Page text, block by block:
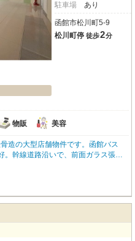
駐車場
あり
函館市松川町5-9
松川町停 徒歩2分
物販 美容
造の大型店舗物件です。函館バス
。幹線道路沿いで、前面ガラス張り
力に貢献します。専有面積は833.15
め、お客様のビジネスに合わせた
アコン、照明器具、給排水設備も完
します。特筆すべきは、23台分の無
周辺にはコンビニ、ドラッグスト
高い立地です。飲食全般（重飲食含
、幅広い業種に推奨。新たなビジネ